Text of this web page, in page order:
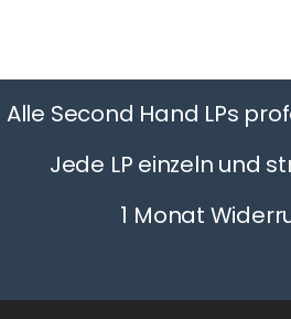
Alle Second Hand LPs
Jede LP einzeln und
1 Monat